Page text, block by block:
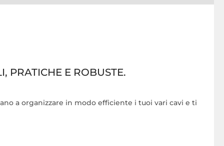
PRATICHE E ROBUSTE.
a organizzare in modo efficiente i tuoi vari cavi e ti